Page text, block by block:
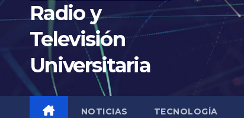
Radio y
Televisión
Universitaria
NOTICIAS TECNOLOGÍA